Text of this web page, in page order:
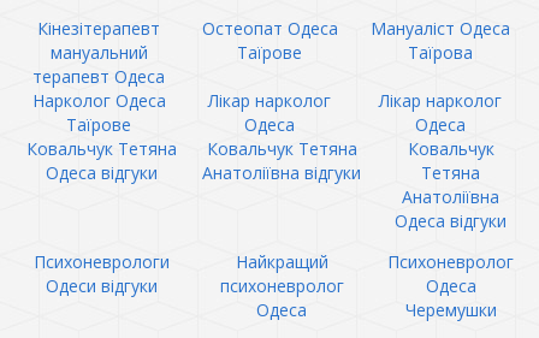
Кінезітерапевт
мануальний
терапевт Одеса
Остеопат Одеса
Таїрове
Мануаліст Одеса
Таїрова
Нарколог Одеса
Таїрове
Лікар нарколог
Одеса
Лікар нарколог
Одеса
Ковальчук Тетяна
Одеса відгуки
Ковальчук Тетяна
Анатоліївна відгуки
Ковальчук
Тетяна
Анатоліївна
Одеса відгуки
Психоневрологи
Одеси відгуки
Найкращий
психоневролог
Одеса
Психоневролог
Одеса
Черемушки